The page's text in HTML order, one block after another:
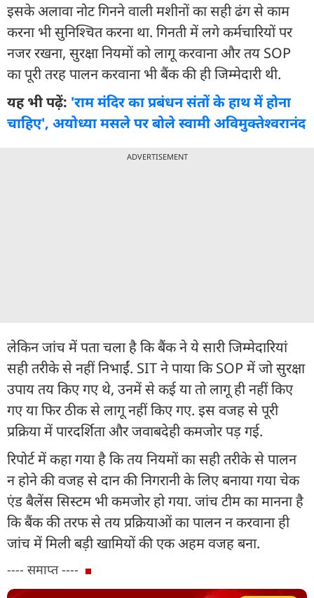
इसके अलावा नोट गिनने वाली मशीनों का सही ढंग से काम
करना भी सुनिश्चित करना था. गिनती में लगे कर्मचारियों पर
नजर रखना, सुरक्षा नियमों को लागू करवाना और तय SOP
का पूरी तरह पालन करवाना भी बैंक की ही जिम्मेदारी थी.
यह भी पढ़ें: 'राम मंदिर का प्रबंधन संतों के हाथ में होना
चाहिए', अयोध्या मसले पर बोले स्वामी अविमुक्तेश्वरानंद
ADVERTISEMENT
लेकिन जांच में पता चला है कि बैंक ने ये सारी जिम्मेदारियां
सही तरीके से नहीं निभाईं. SIT ने पाया कि SOP में जो सुरक्षा
उपाय तय किए गए थे, उनमें से कई या तो लागू ही नहीं किए
गए या फिर ठीक से लागू नहीं किए गए. इस वजह से पूरी
प्रक्रिया में पारदर्शिता और जवाबदेही कमजोर पड़ गई.
रिपोर्ट में कहा गया है कि तय नियमों का सही तरीके से पालन
न होने की वजह से दान की निगरानी के लिए बनाया गया चेक
एंड बैलेंस सिस्टम भी कमजोर हो गया. जांच टीम का मानना है
कि बैंक की तरफ से तय प्रक्रियाओं का पालन न करवाना ही
जांच में मिली बड़ी खामियों की एक अहम वजह बना.
---- समाप्त ----